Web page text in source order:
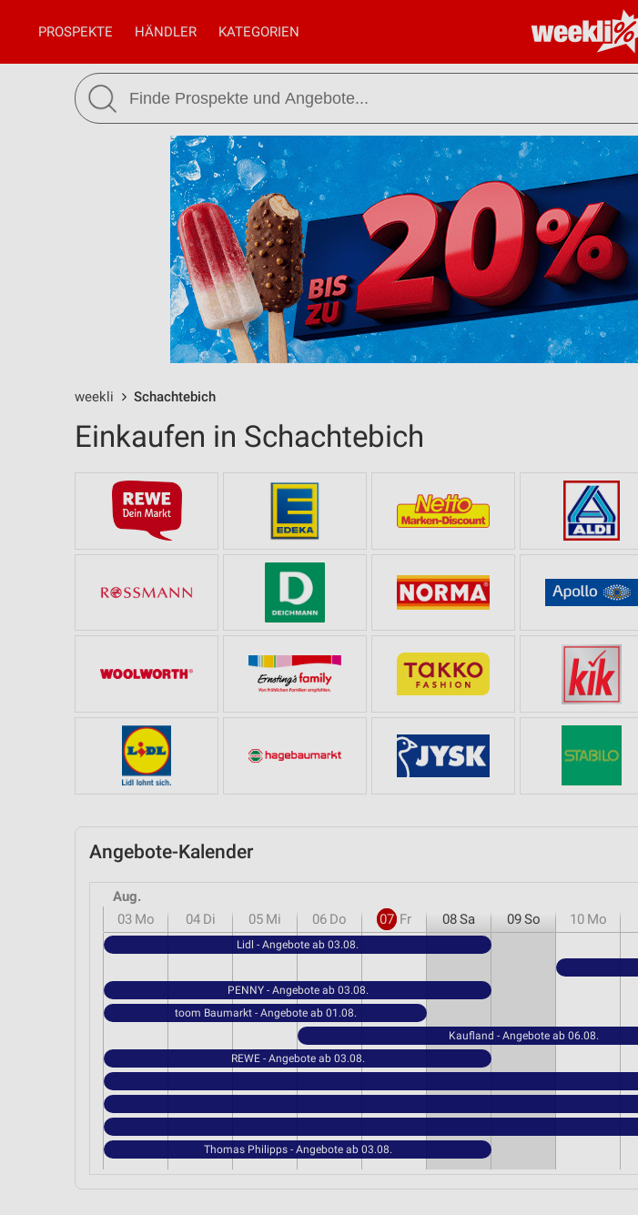
PROSPEKTE HÄNDLER KATEGORIEN
weekli Schachtebich
Einkaufen in Schachtebich
Angebote-Kalender
Aug.
03 Mo 04 Di 05 Mi 06 Do 07 Fr 08Sa 09So 10 Mo
Lidl - Angebote ab 03.08.
PENNY - Angebote ab 03.08.
toom Baumarkt - Angebote ab 01.08.
Kaufland - Angebote ab 06.08.
REWE - Angebote ab 03.08.
Thomas Philipps - Angebote ab 03.08.